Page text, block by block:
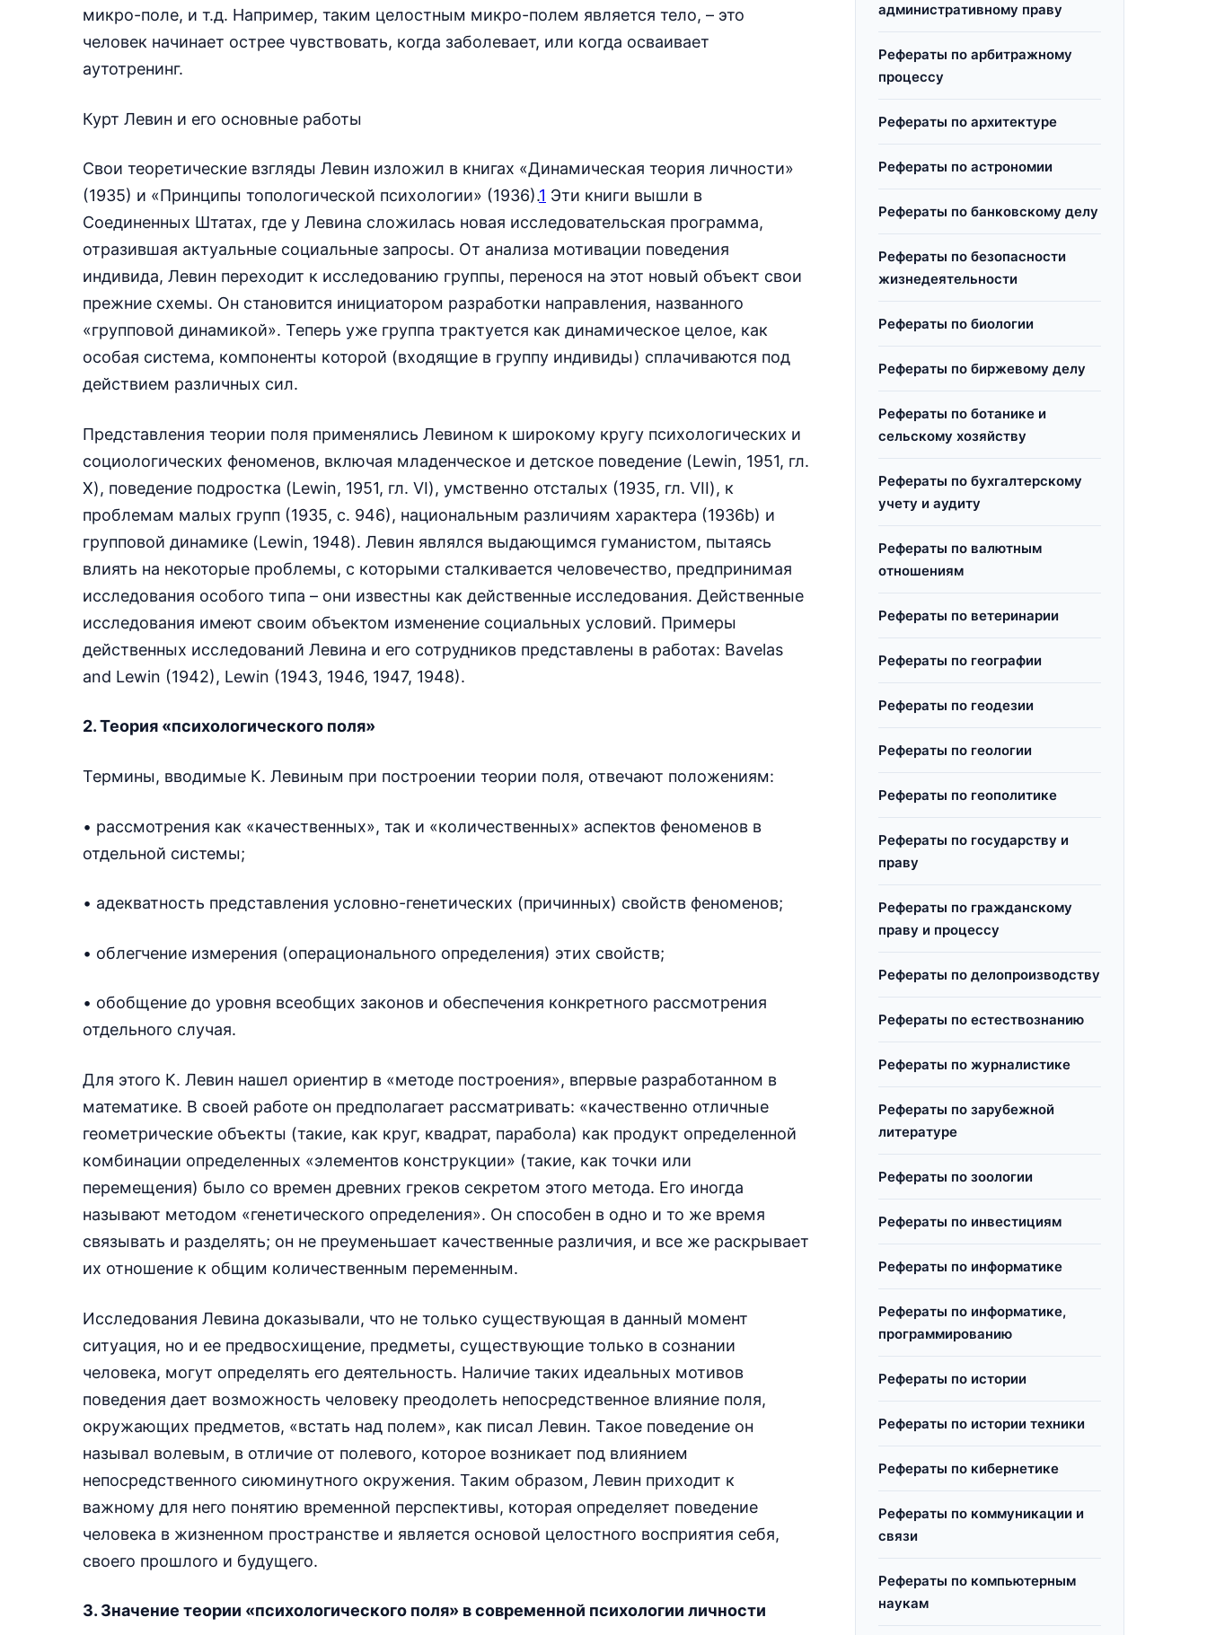
микро-поле, и т.д. Например, таким целостным микро-полем является тело, – это
человек начинает острее чувствовать, когда заболевает, или когда осваивает
аутотренинг.
Курт Левин и его основные работы
Свои теоретические взгляды Левин изложил в книгах «Динамическая теория личности»
(1935) и «Принципы топологической психологии» (1936).1 Эти книги вышли в
Соединенных Штатах, где у Левина сложилась новая исследовательская программа,
отразившая актуальные социальные запросы. От анализа мотивации поведения
индивида, Левин переходит к исследованию группы, перенося на этот новый объект свои
прежние схемы. Он становится инициатором разработки направления, названного
«групповой динамикой». Теперь уже группа трактуется как динамическое целое, как
особая система, компоненты которой (входящие в группу индивиды) сплачиваются под
действием различных сил.
Представления теории поля применялись Левином к широкому кругу психологических и
социологических феноменов, включая младенческое и детское поведение (Lewin, 1951, гл.
X), поведение подростка (Lewin, 1951, гл. VI), умственно отсталых (1935, гл. VII), к
проблемам малых групп (1935, с. 946), национальным различиям характера (1936b) и
групповой динамике (Lewin, 1948). Левин являлся выдающимся гуманистом, пытаясь
влиять на некоторые проблемы, с которыми сталкивается человечество, предпринимая
исследования особого типа – они известны как действенные исследования. Действенные
исследования имеют своим объектом изменение социальных условий. Примеры
действенных исследований Левина и его сотрудников представлены в работах: Bavelas
and Lewin (1942), Lewin (1943, 1946, 1947, 1948).
2. Теория «психологического поля»
Термины, вводимые К. Левиным при построении теории поля, отвечают положениям:
• рассмотрения как «качественных», так и «количественных» аспектов феноменов в
отдельной системы;
• адекватность представления условно-генетических (причинных) свойств феноменов;
• облегчение измерения (операционального определения) этих свойств;
• обобщение до уровня всеобщих законов и обеспечения конкретного рассмотрения
отдельного случая.
Для этого К. Левин нашел ориентир в «методе построения», впервые разработанном в
математике. В своей работе он предполагает рассматривать: «качественно отличные
геометрические объекты (такие, как круг, квадрат, парабола) как продукт определенной
комбинации определенных «элементов конструкции» (такие, как точки или
перемещения) было со времен древних греков секретом этого метода. Его иногда
называют методом «генетического определения». Он способен в одно и то же время
связывать и разделять; он не преуменьшает качественные различия, и все же раскрывает
их отношение к общим количественным переменным.
Исследования Левина доказывали, что не только существующая в данный момент
ситуация, но и ее предвосхищение, предметы, существующие только в сознании
человека, могут определять его деятельность. Наличие таких идеальных мотивов
поведения дает возможность человеку преодолеть непосредственное влияние поля,
окружающих предметов, «встать над полем», как писал Левин. Такое поведение он
называл волевым, в отличие от полевого, которое возникает под влиянием
непосредственного сиюминутного окружения. Таким образом, Левин приходит к
важному для него понятию временной перспективы, которая определяет поведение
человека в жизненном пространстве и является основой целостного восприятия себя,
своего прошлого и будущего.
3. Значение теории «психологического поля» в современной психологии личности
административному праву
Рефераты по арбитражному
процессу
Рефераты по архитектуре
Рефераты по астрономии
Рефераты по банковскому делу
Рефераты по безопасности
жизнедеятельности
Рефераты по биологии
Рефераты по биржевому делу
Рефераты по ботанике и
сельскому хозяйству
Рефераты по бухгалтерскому
учету и аудиту
Рефераты по валютным
отношениям
Рефераты по ветеринарии
Рефераты по географии
Рефераты по геодезии
Рефераты по геологии
Рефераты по геополитике
Рефераты по государству и
праву
Рефераты по гражданскому
праву и процессу
Рефераты по делопроизводству
Рефераты по естествознанию
Рефераты по журналистике
Рефераты по зарубежной
литературе
Рефераты по зоологии
Рефераты по инвестициям
Рефераты по информатике
Рефераты по информатике,
программированию
Рефераты по истории
Рефераты по истории техники
Рефераты по кибернетике
Рефераты по коммуникации и
связи
Рефераты по компьютерным
наукам